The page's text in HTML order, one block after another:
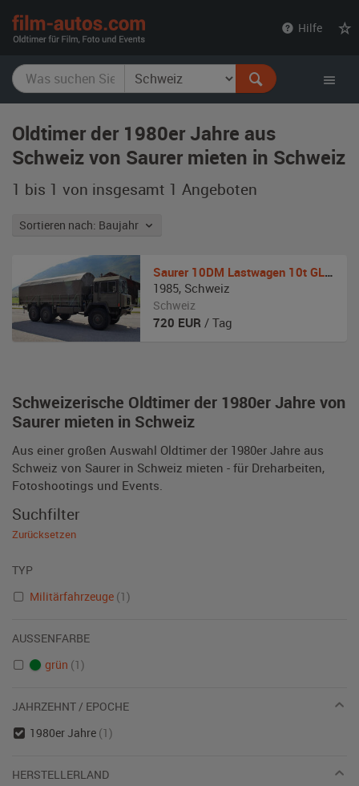
Hilfe
Oldtimer der 1980er Jahre aus
Schweiz von Saurer mieten in Schweiz
1 bis 1 von insgesamt 1 Angeboten
Sortieren nach: Baujahr
Schweizerische Oldtimer der 1980er Jahre von
Saurer mieten in Schweiz
Aus einer großen Auswahl Oldtimer der 1980er Jahre aus
Schweiz von Saurer in Schweiz mieten - für Dreharbeiten,
Fotoshootings und Events.
Saurer 10DM Lastwagen 10t GL 6x6
1985, Schweiz
Schweiz
720 EUR / Tag
Suchfilter
Zurücksetzen
TYP
Militärfahrzeuge (1)
AUSSENFARBE
grün (1)
JAHRZEHNT / EPOCHE
1980er Jahre (1)
HERSTELLERLAND